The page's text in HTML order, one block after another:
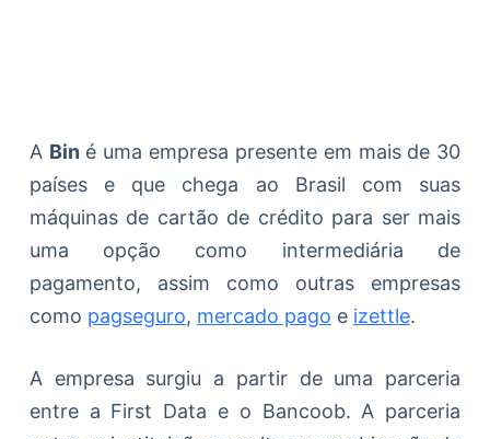
A Biné uma empresa presente em mais de 30
países e que chega ao Brasil com suas
máquinas de cartão de crédito para ser mais
uma opção como intermediária de
pagamento, assim como outras empresas
como pagseguro, mercado pago e izettle.
A empresa surgiu a partir de uma parceria
entre a First Data e o Bancoob. A parceria